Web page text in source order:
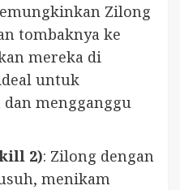
Zilong
tombaknya ke
mereka di
untuk
mengganggu
2): Zilong dengan
menikam